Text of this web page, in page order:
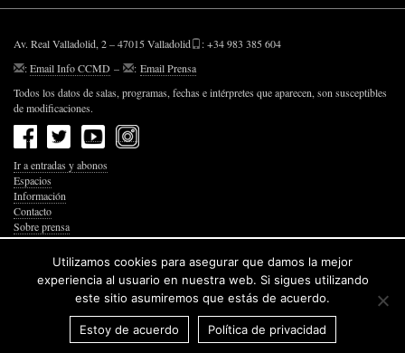
Av. Real Valladolid, 2 – 47015 Valladolid
: +34 983 385 604
:Email Info CCMD – : Email Prensa
Todos los datos de salas, programas, fechas e intérpretes que aparecen, son susceptibles
de modificaciones.
Ir a entradas y abonos
Espacios
Información
Contacto
Sobre prensa
Política de Privacidad
Política de Cookies
Accesibilidad Web
© 2026 Junta de Castilla y León
Utilizamos cookies para asegurar que damos la mejor
experiencia al usuario en nuestra web. Si sigues utilizando
este sitio asumiremos que estás de acuerdo.
Estoy de acuerdo Política de privacidad